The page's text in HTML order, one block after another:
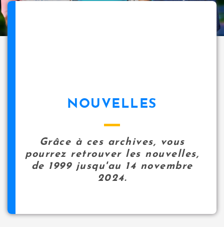
NOUVELLES
Grâce à ces archives, vous
pourrez retrouver les nouvelles,
de 1999 jusqu'au 14 novembre
2024.